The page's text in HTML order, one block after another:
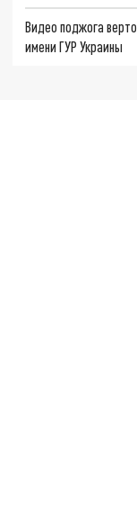
Видео поджога
имени ГУР Украины